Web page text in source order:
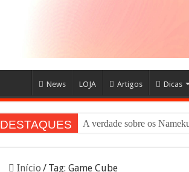
News LOJA Artigos Dicas
DESTAQUES A verdade sobre os
Início / Tag: Game Cube